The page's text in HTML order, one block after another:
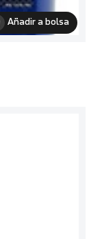
Añadir a bolsa